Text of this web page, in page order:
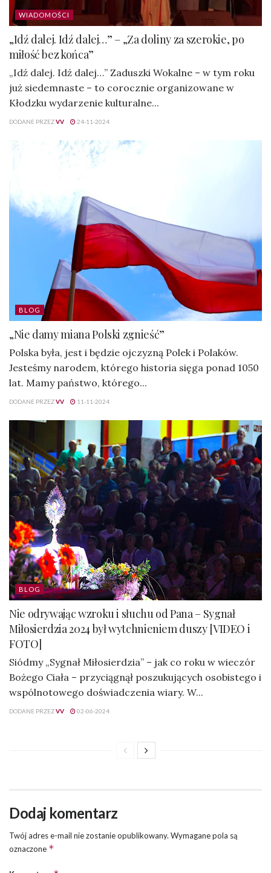
WIADOMOŚCI
„Idź dalej. Idź dalej…” – „Za doliny za szerokie, po
miłość bez końca”
„Idź dalej. Idź dalej…” Zaduszki Wokalne – w tym roku
już siedemnaste – to corocznie organizowane w
Kłodzku wydarzenie kulturalne...
DODANE PRZEZVV 24-11-2024
BLOG
„Nie damy miana Polski zgnieść”
Polska była, jest i będzie ojczyzną Polek i Polaków.
Jesteśmy narodem, którego historia sięga ponad 1050
lat. Mamy państwo, którego...
DODANE PRZEZVV 11-11-2024
BLOG
Nie odrywając wzroku i słuchu od Pana – Sygnał
Miłosierdzia 2024 był wytchnieniem duszy [VIDEO i
FOTO]
Siódmy „Sygnał Miłosierdzia” – jak co roku w wieczór
Bożego Ciała – przyciągnął poszukujących osobistego i
wspólnotowego doświadczenia wiary. W...
DODANE PRZEZVV 02-06-2024
Dodaj komentarz
Twój adres e-mail nie zostanie opublikowany. Wymagane pola są
oznaczone *